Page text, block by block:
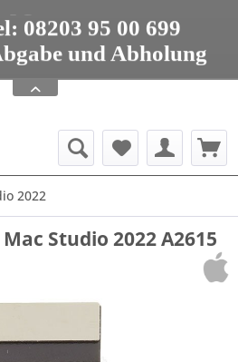
08203 95 00 699
und Abholung
Vereinbarung
und Zubehör
08203 95 00 699
2022
Studio 2022 A2615